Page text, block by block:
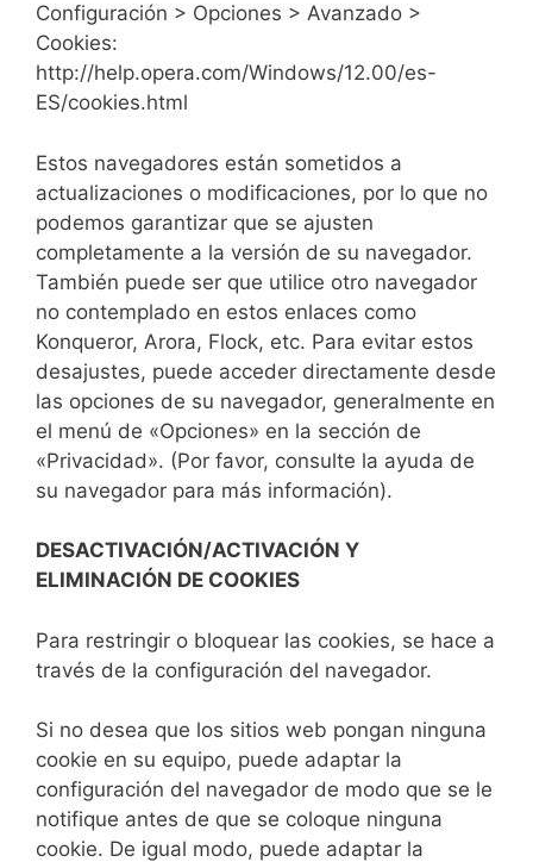
Configuración > Opciones > Avanzado >
Cookies:
http://help.opera.com/Windows/12.00/es-
ES/cookies.html
Estos navegadores están sometidos a
actualizaciones o modificaciones, por lo que no
podemos garantizar que se ajusten
completamente a la versión de su navegador.
También puede ser que utilice otro navegador
no contemplado en estos enlaces como
Konqueror, Arora, Flock, etc. Para evitar estos
desajustes, puede acceder directamente desde
las opciones de su navegador, generalmente en
el menú de «Opciones» en la sección de
«Privacidad». (Por favor, consulte la ayuda de
su navegador para más información).
DESACTIVACIÓN/ACTIVACIÓN Y
ELIMINACIÓN DE COOKIES
Para restringir o bloquear las cookies, se hace a
través de la configuración del navegador.
Si no desea que los sitios web pongan ninguna
cookie en su equipo, puede adaptar la
configuración del navegador de modo que se le
notifique antes de que se coloque ninguna
cookie. De igual modo, puede adaptar la